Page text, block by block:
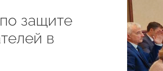
защите
в